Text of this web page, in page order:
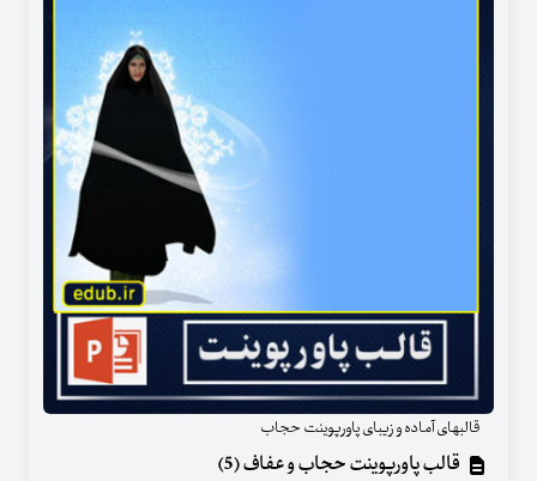
قالبهای آماده و زیبای پاورپوینت حجاب
قالب پاورپوینت حجاب و عفاف (5)